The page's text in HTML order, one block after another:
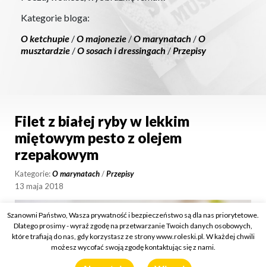
Kategorie bloga:
O ketchupie /O majonezie /O marynatach /O
musztardzie /O sosach i dressingach /Przepisy
Filet z białej ryby w lekkim
miętowym pesto z olejem
rzepakowym
Kategorie:O marynatach/Przepisy
13 maja 2018
Szanowni Państwo, Wasza prywatność i bezpieczeństwo są dla nas priorytetowe.
Dlatego prosimy - wyraź zgodę na przetwarzanie Twoich danych osobowych,
które trafiają do nas, gdy korzystasz ze strony www.roleski.pl. W każdej chwili
możesz wycofać swoją zgodę kontaktując się z nami.